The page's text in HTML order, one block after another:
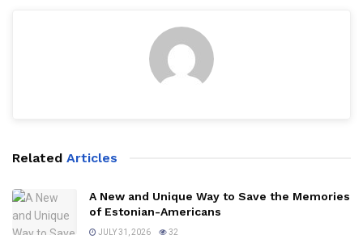
Related Articles
A New and Unique Way to Save the Memories
of Estonian-Americans
JULY 31, 2026 32